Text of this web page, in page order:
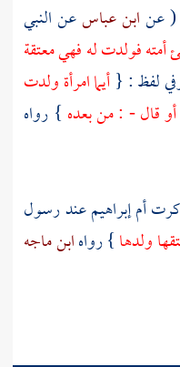
ابن عباسعن النبي
فولدت له فهي معتقة
لفظ : {أيما امرأة ولدت
قال - : من بعده } رواه
أم إبراهيمعند رسول
ولدها} رواهابن ماجه